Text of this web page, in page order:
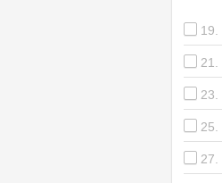
19.
21.
23.
25.
27.